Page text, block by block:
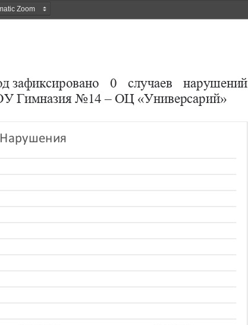
зафиксировано
0  случаев  нарушений
Гимназия No14 – ОЦ «Универсарий»
Нарушения